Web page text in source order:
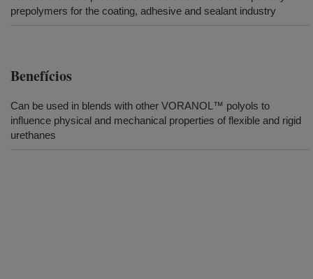
prepolymers for the coating, adhesive and sealant industry
Benefícios
Can be used in blends with other VORANOL™ polyols to
influence physical and mechanical properties of flexible and rigid
urethanes